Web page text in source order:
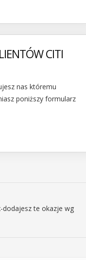
CITI
nas któremu
poniższy formularz
dodajesz te okazje wg